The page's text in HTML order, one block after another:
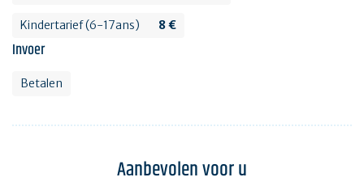
Kindertarief (6-17ans) 8 €
Invoer
Betalen
Aanbevolen voor u